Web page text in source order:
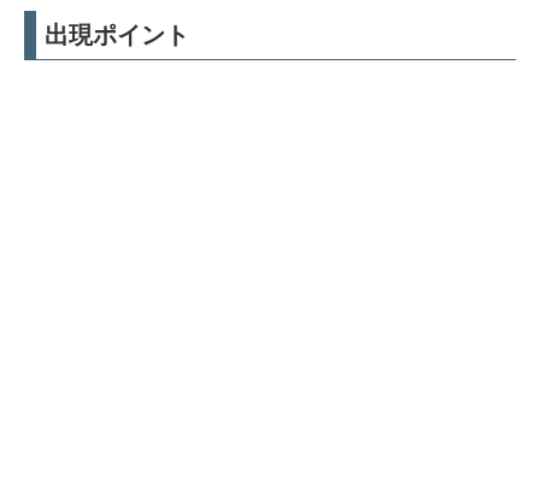
出現ポイント